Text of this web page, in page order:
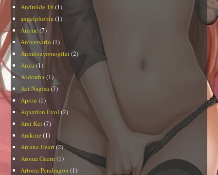
Androide 18 (1)
angelphobia(1)
Anime(7)
Aniversario (1)
Anmitsuyomogitei (2)
Anzu(1)
Aodouhu (1)
Aoi Nagisa(7)
Apron (1)
Aquarion Evol (2)
Arai Kei (7)
Arakure (1)
Arcana Heart (2)
Aroma Gaeru (1)
Artoria Pendragon (1)